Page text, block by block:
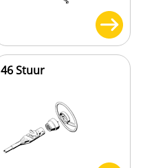
46 Stuur